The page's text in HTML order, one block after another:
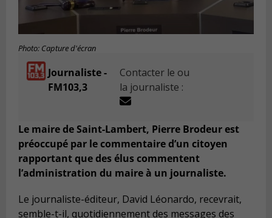
Photo: Capture d'écran
Journaliste -
FM103,3
Contacter le ou
la journaliste :
Le maire de Saint-Lambert, Pierre Brodeur est
préoccupé par le commentaire d’un citoyen
rapportant que des élus commentent
l’administration du maire à un journaliste.
Le journaliste-éditeur, David Léonardo, recevrait,
semble-t-il, quotidiennement des messages des